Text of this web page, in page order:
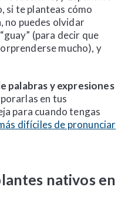
si te planteas cómo
no puedes olvidar
(para decir que
mucho), y
palabras y expresiones
en tus
para cuando tengas
difíciles de pronunciar
nativos en